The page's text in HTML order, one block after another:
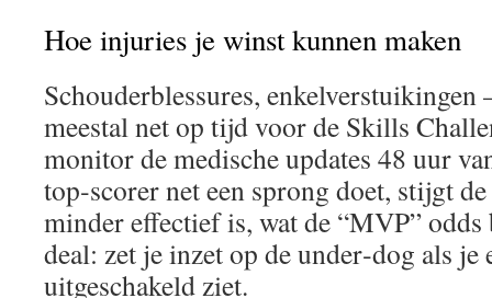
Hoe injuries je winst kunnen maken
Schouderblessures, enkelverstuikingen
meestal net op tijd voor de Skills
monitor de medische updates 48 uur
top‑scorer net een sprong doet, stijgt
minder effectief is, wat de “MVP”
deal: zet je inzet op de under‑dog als je
uitgeschakeld ziet.